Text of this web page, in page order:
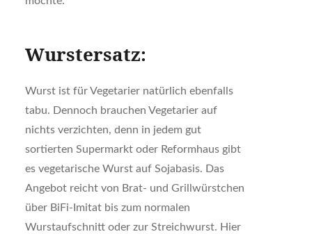
Wurstersatz:
Wurst ist für Vegetarier natürlich ebenfalls
tabu. Dennoch brauchen Vegetarier auf
nichts verzichten, denn in jedem gut
sortierten Supermarkt oder Reformhaus gibt
es vegetarische Wurst auf Sojabasis. Das
Angebot reicht von Brat- und Grillwürstchen
über BiFi-Imitat bis zum normalen
Wurstaufschnitt oder zur Streichwurst. Hier